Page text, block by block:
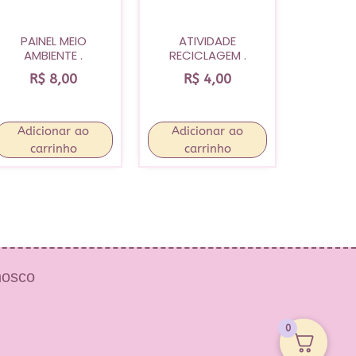
PAINEL MEIO
AMBIENTE .
R$ 8,00
Adicionar ao
carrinho
ATIVIDADE
RECICLAGEM .
R$ 4,00
Adicionar ao
carrinho
0